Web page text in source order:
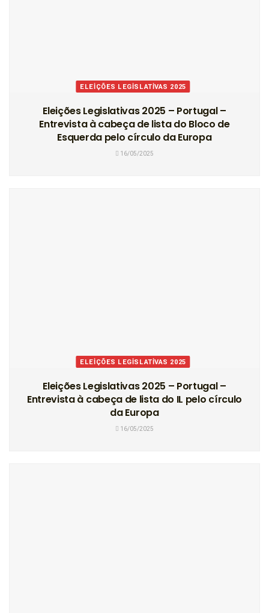
ELEIÇÕES LEGISLATIVAS 2025
Eleições Legislativas 2025 – Portugal –
Entrevista à cabeça de lista do Bloco de
Esquerda pelo círculo da Europa
16/05/2025
ELEIÇÕES LEGISLATIVAS 2025
Eleições Legislativas 2025 – Portugal –
Entrevista à cabeça de lista do IL pelo círculo
da Europa
16/05/2025